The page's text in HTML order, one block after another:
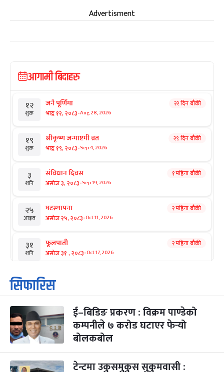
Advertisment
आगामी बिदाहरु
१२
शुक्र
जनै पूर्णिमा
भाद्र १२, २०८३-Aug 28, 2026
२२ दिन बाँकी
१९
शुक्र
श्रीकृष्ण जन्माष्टमी व्रत
भाद्र १९, २०८३-Sep 4, 2026
२९ दिन बाँकी
३
शनि
संविधान दिवस
असोज ३, २०८३-Sep 19, 2026
१ महिना बाँकी
२५
आइत
घटस्थापना
असोज २५, २०८३-Oct 11, 2026
२ महिना बाँकी
३१
शनि
फूलपाती
असोज ३१ , २०८३-Oct 17, 2026
२ महिना बाँकी
१
आइत
कार्तिक सङ्क्रान्ति
कार्तिक १, २०८३
३
मंगल
महानवमी
कार्तिक ३, २०८३-Oct 20, 2026
२ महिना बाँकी
४
सिफारिस
ई–बिडिङ प्रकरण : विक्रम पाण्डेको
कम्पनीले ७ करोड घटाएर फेर्‍यो
बोलकबोल
टेन्टमा उकुसमुकुस सुकुमवासी :